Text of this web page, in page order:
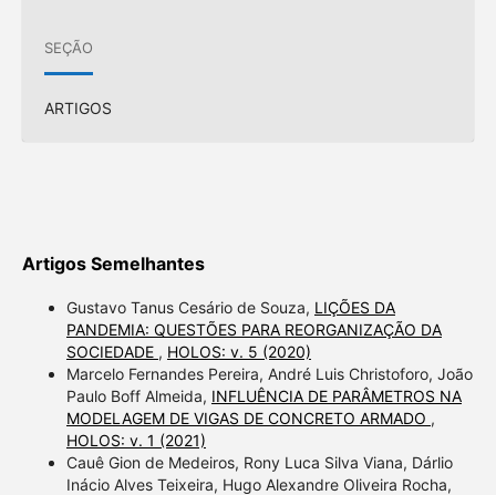
SEÇÃO
ARTIGOS
Artigos Semelhantes
Gustavo Tanus Cesário de Souza, LIÇÕES DA
PANDEMIA: QUESTÕES PARA REORGANIZAÇÃO DA
SOCIEDADE , HOLOS: v. 5 (2020)
Marcelo Fernandes Pereira, André Luis Christoforo, João
Paulo Boff Almeida, INFLUÊNCIA DE PARÂMETROS NA
MODELAGEM DE VIGAS DE CONCRETO ARMADO ,
HOLOS: v. 1 (2021)
Cauê Gion de Medeiros, Rony Luca Silva Viana, Dárlio
Inácio Alves Teixeira, Hugo Alexandre Oliveira Rocha,